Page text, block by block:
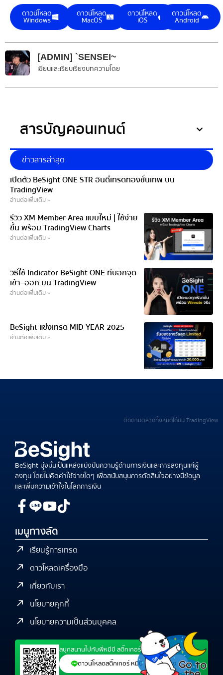
ดาวน์โหลด
Windows
ดาวน์โหลด
MacOS
ดาวน์โหลด
iOS
ดาวน์โหลด
Android
[ADMIN] `SENSEI~
เขียนและเรียบเรียงบทความโดย
สารบัญคอนเทนต์
ข่าวสารล่าสุด
เปิดตัว BeSight ONE STR อินดี้เทรดทองขั้นเทพ บน
TradingView
อ่านต่อเพิ่มเติม »
รีวิว XM Member Area แบบใหม่ | ใช้ง่าย
ขึ้น พร้อม TradingView Charts
อ่านต่อเพิ่มเติม »
วิธีใช้ Indicator BeSight ONE ที่บอกจุด
เข้า–ออก บน TradingView
อ่านต่อเพิ่มเติม »
BeSight แข่งเทรด MID YEAR 2025
อ่านต่อเพิ่มเติม »
ติดตามตลาดทั้งหมดได้บน TradingView
BeSight มุ่งมั่นเป็นแหล่งแบ่งปันความรู้ด้านการเงินและการลงทุนแก่ผู้
ลงทุน โดยไม่คิดค่าใช้จ่ายใดๆ เพื่อสนับสนุนการตัดสินใจอย่างมีข้อมูล
และเพิ่มความเข้าใจในโลกการเงิน
เมนูทางลัด
เรียนรู้การเทรด
ดาวโหลดเครื่องมือ
เกี่ยวกับเรา
นโยบายคุกกี้
นโยบายความเป็นส่วนบุคคล
สนุกสนานไปกับพี่หมีบี สติ๊กเกอร์ไลน์สุดน่ารัก ได้แล้ว
ดาวน์โหลดสติ๊กเกอร์ หมีบี นักเทรดทอง